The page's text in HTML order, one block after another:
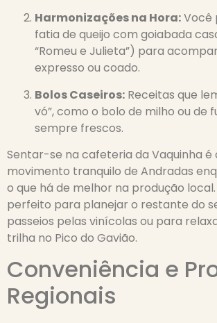
Harmonizações na Hora:Você
fatia de queijo com goiabada
“Romeu e Julieta”) para
expresso ou coado.
Bolos Caseiros: Receitas que
vó”, como o bolo de milho ou de
sempre frescos.
Sentar-se na cafeteria da Vaquinha é
movimento tranquilo de Andradas
o que há de melhor na produção local.
perfeito para planejar o restante do
passeios pelas vinícolas ou para
trilha no Pico do Gavião.
Conveniência e
Regionais